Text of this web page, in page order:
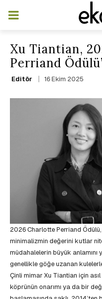
Xu Tiantian,
Perriand
Editör 16 Ekim 2025
2026 Charlotte Perriand
minimalizmin değerini kutlar
müdahalelerin büyük anlamını
genellikle göğe uzanan
Çinli mimar Xu Tiantian için
köprünün onarımı ya da bir